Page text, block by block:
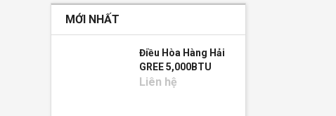
MỚI NHẤT
Điều Hòa Hàng Hải
GREE 5,000BTU
Liên hệ